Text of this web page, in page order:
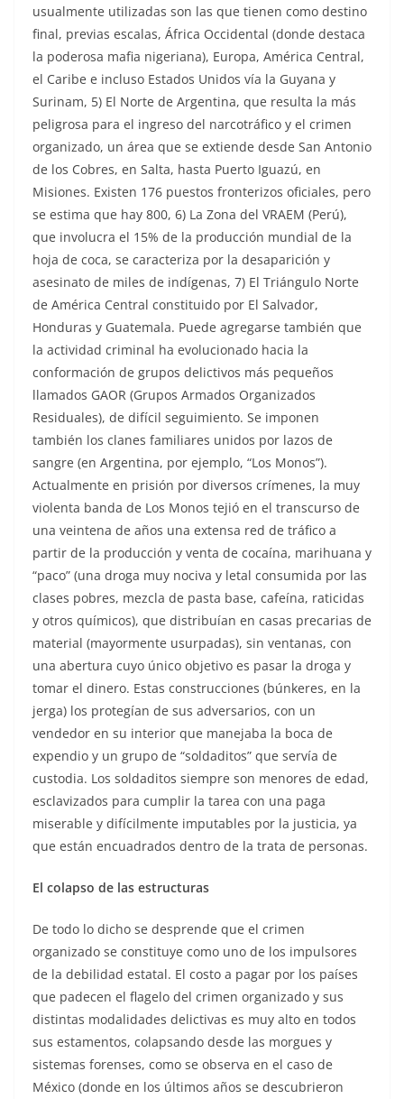
usualmente utilizadas son las que tienen como destino
final, previas escalas, África Occidental (donde destaca
la poderosa mafia nigeriana), Europa, América Central,
el Caribe e incluso Estados Unidos vía la Guyana y
Surinam, 5) El Norte de Argentina, que resulta la más
peligrosa para el ingreso del narcotráfico y el crimen
organizado, un área que se extiende desde San Antonio
de los Cobres, en Salta, hasta Puerto Iguazú, en
Misiones. Existen 176 puestos fronterizos oficiales, pero
se estima que hay 800, 6) La Zona del VRAEM (Perú),
que involucra el 15% de la producción mundial de la
hoja de coca, se caracteriza por la desaparición y
asesinato de miles de indígenas, 7) El Triángulo Norte
de América Central constituido por El Salvador,
Honduras y Guatemala. Puede agregarse también que
la actividad criminal ha evolucionado hacia la
conformación de grupos delictivos más pequeños
llamados GAOR (Grupos Armados Organizados
Residuales), de difícil seguimiento. Se imponen
también los clanes familiares unidos por lazos de
sangre (en Argentina, por ejemplo, “Los Monos”).
Actualmente en prisión por diversos crímenes, la muy
violenta banda de Los Monos tejió en el transcurso de
una veintena de años una extensa red de tráfico a
partir de la producción y venta de cocaína, marihuana y
“paco” (una droga muy nociva y letal consumida por las
clases pobres, mezcla de pasta base, cafeína, raticidas
y otros químicos), que distribuían en casas precarias de
material (mayormente usurpadas), sin ventanas, con
una abertura cuyo único objetivo es pasar la droga y
tomar el dinero. Estas construcciones (búnkeres, en la
jerga) los protegían de sus adversarios, con un
vendedor en su interior que manejaba la boca de
expendio y un grupo de “soldaditos” que servía de
custodia. Los soldaditos siempre son menores de edad,
esclavizados para cumplir la tarea con una paga
miserable y difícilmente imputables por la justicia, ya
que están encuadrados dentro de la trata de personas.
El colapso de las estructuras
De todo lo dicho se desprende que el crimen
organizado se constituye como uno de los impulsores
de la debilidad estatal. El costo a pagar por los países
que padecen el flagelo del crimen organizado y sus
distintas modalidades delictivas es muy alto en todos
sus estamentos, colapsando desde las morgues y
sistemas forenses, como se observa en el caso de
México (donde en los últimos años se descubrieron